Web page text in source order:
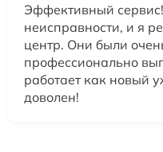
Эффективный
неисправности, и я
центр. Они были
профессионально
работает как новый
доволен!